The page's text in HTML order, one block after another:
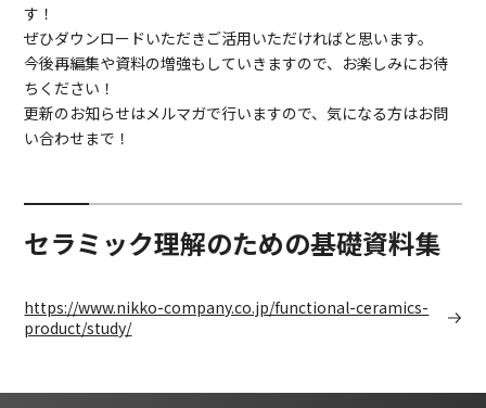
す！
ぜひダウンロードいただきご活用いただければと思います。
今後再編集や資料の増強もしていきますので、お楽しみにお待
ちください！
更新のお知らせはメルマガで行いますので、気になる方はお問
い合わせまで！
セラミック理解のための基礎資料集
https://www.nikko-company.co.jp/functional-ceramics-
product/study/